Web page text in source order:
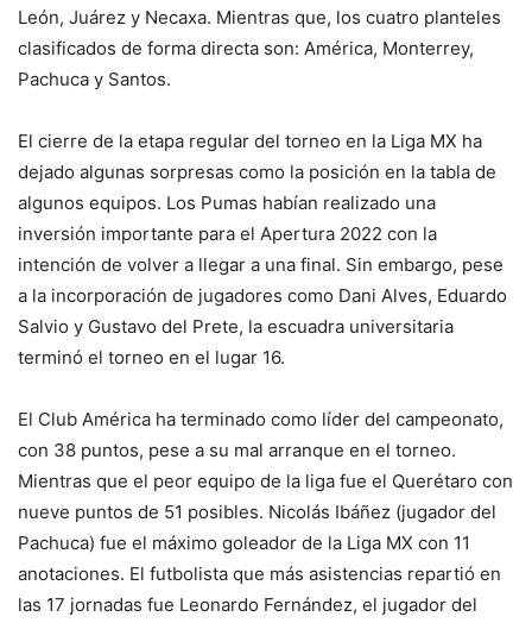
León, Juárez y Necaxa. Mientras que, los cuatro planteles
clasificados de forma directa son: América, Monterrey,
Pachuca y Santos.
El cierre de la etapa regular del torneo en la Liga MX ha
dejado algunas sorpresas como la posición en la tabla de
algunos equipos. Los Pumas habían realizado una
inversión importante para el Apertura 2022 con la
intención de volver a llegar a una final. Sin embargo, pese
a la incorporación de jugadores como Dani Alves, Eduardo
Salvio y Gustavo del Prete, la escuadra universitaria
terminó el torneo en el lugar 16.
El Club América ha terminado como líder del campeonato,
con 38 puntos, pese a su mal arranque en el torneo.
Mientras que el peor equipo de la liga fue el Querétaro con
nueve puntos de 51 posibles. Nicolás Ibáñez (jugador del
Pachuca) fue el máximo goleador de la Liga MX con 11
anotaciones. El futbolista que más asistencias repartió en
las 17 jornadas fue Leonardo Fernández, el jugador del